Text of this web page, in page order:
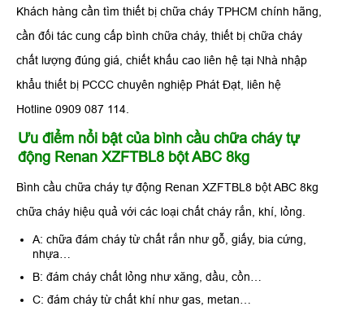
Khách hàng cần tìm thiết bị chữa cháy TPHCM chính hãng,
cần đối tác cung cấp bình chữa cháy, thiết bị chữa cháy
chất lượng đúng giá, chiết khấu cao liên hệ tại Nhà nhập
khẩu thiết bị PCCC chuyên nghiệp Phát Đạt, liên hệ
Hotline 0909 087 114.
Ưu điểm nổi bật của bình cầu chữa cháy tự
động Renan XZFTBL8 bột ABC 8kg
Bình cầu chữa cháy tự động Renan XZFTBL8 bột ABC 8kg
chữa cháy hiệu quả với các loại chất cháy rắn, khí, lỏng.
A: chữa đám cháy từ chất rắn như gỗ, giấy, bia cứng,
nhựa…
B: đám cháy chất lỏng như xăng, dầu, cồn…
C: đám cháy từ chất khí như gas, metan…